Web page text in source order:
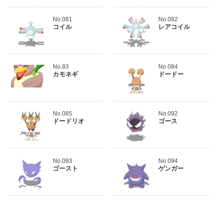
No.081
コイル
No.082
レアコイル
No.83
カモネギ
No.084
ドードー
No.085
ドードリオ
No.092
ゴース
No.093
ゴースト
No.094
ゲンガー